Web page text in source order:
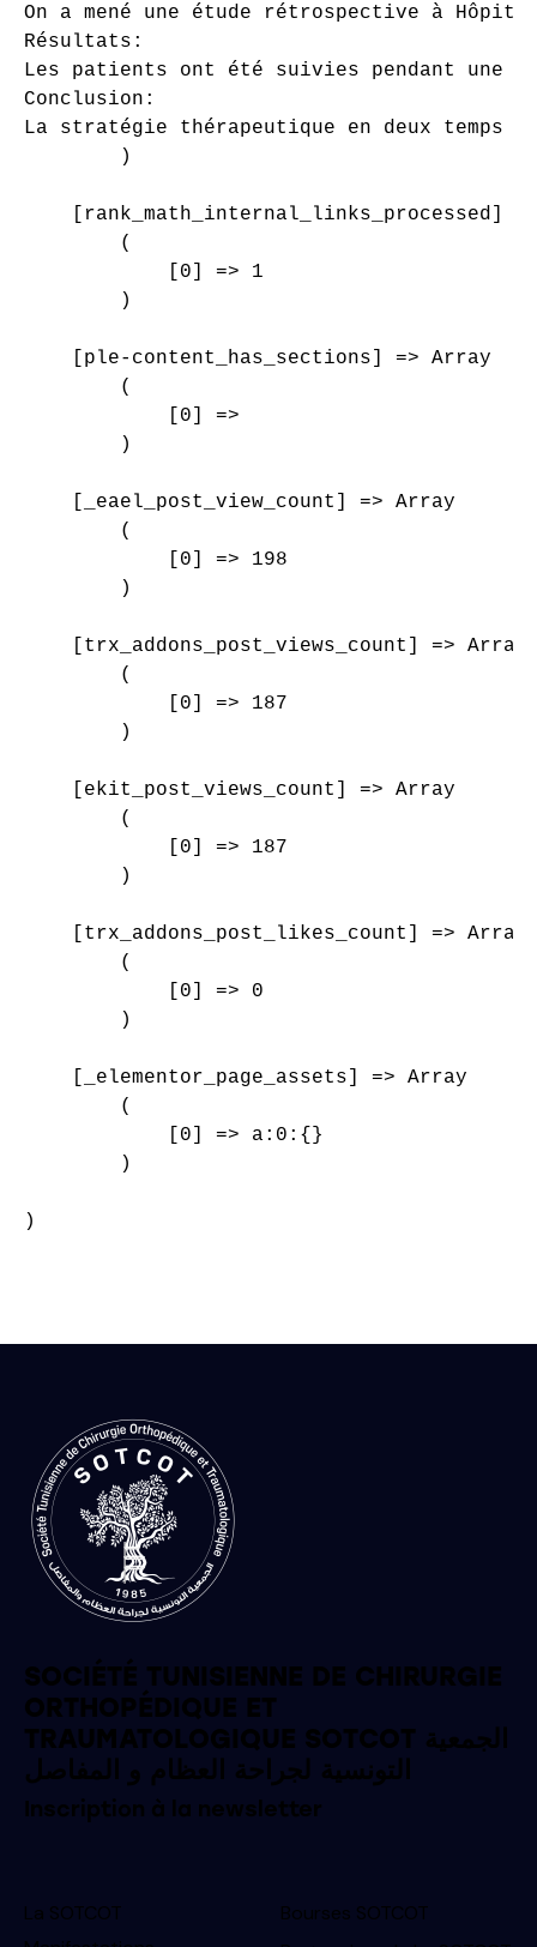
On a mené une étude rétrospective à
Résultats:
Les patients ont été suivies pendant une
Conclusion:
La stratégie thérapeutique en deux
        )
[rank_math_internal_links_processed]
        (
            [0] => 1
        )
    [ple-content_has_sections] => Array
        (
            [0] =>
        )
    [_eael_post_view_count] => Array
        (
            [0] => 198
        )
    [trx_addons_post_views_count] => Array
        (
            [0] => 187
        )
    [ekit_post_views_count] => Array
        (
            [0] => 187
        )
    [trx_addons_post_likes_count] => Array
        (
            [0] => 0
        )
    [_elementor_page_assets] => Array
        (
            [0] => a:0:{}
        )
)
SOCIÉTÉ TUNISIENNE DE CHIRURGIE
ORTHOPÉDIQUE ET
TRAUMATOLOGIQUE SOTCOT الجمعية
التونسية لجراحة العظام و المفاصل
Inscription à la newsletter
La SOTCOT
Bourses SOTCOT